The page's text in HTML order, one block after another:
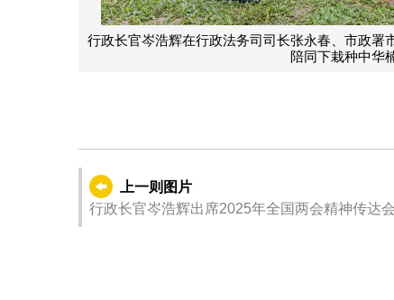
政咨询委员会主席许乐敏
上一则图片
行政长官岑浩辉出席2025年全国两会精神传达会